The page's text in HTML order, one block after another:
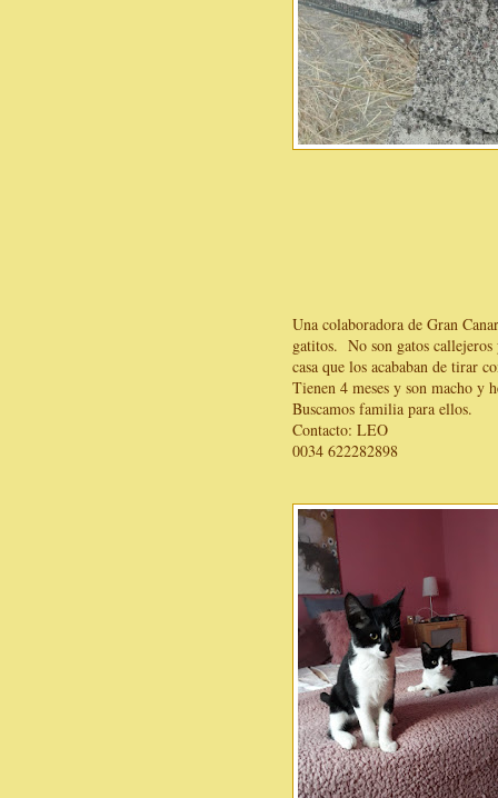
Una colaboradora de Gran
gatitos. No son gatos callejeros
casa que los acababan de tirar
Tienen 4 meses y son macho y
Buscamos familia para ellos.
Contacto: LEO
0034 622282898